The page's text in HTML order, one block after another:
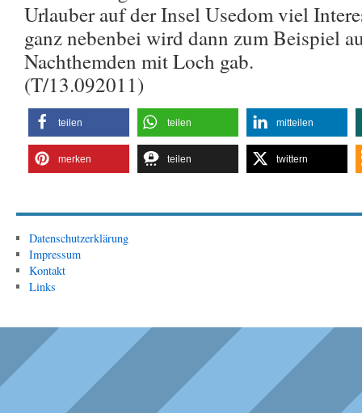
Urlauber auf der Insel Usedom viel
ganz nebenbei wird dann zum Beispiel
Nachthemden mit Loch gab.
(T/13.092011)
teilen teilen mitteilen
merken teilen twittern
Datenschutzerklärung
Impressum
Kontakt
Links